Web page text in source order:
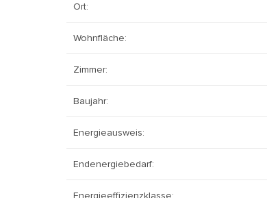
Ort:
Wohnfläche:
Zimmer:
Baujahr:
Energieausweis:
Endenergiebedarf:
Energieeffizienzklasse: